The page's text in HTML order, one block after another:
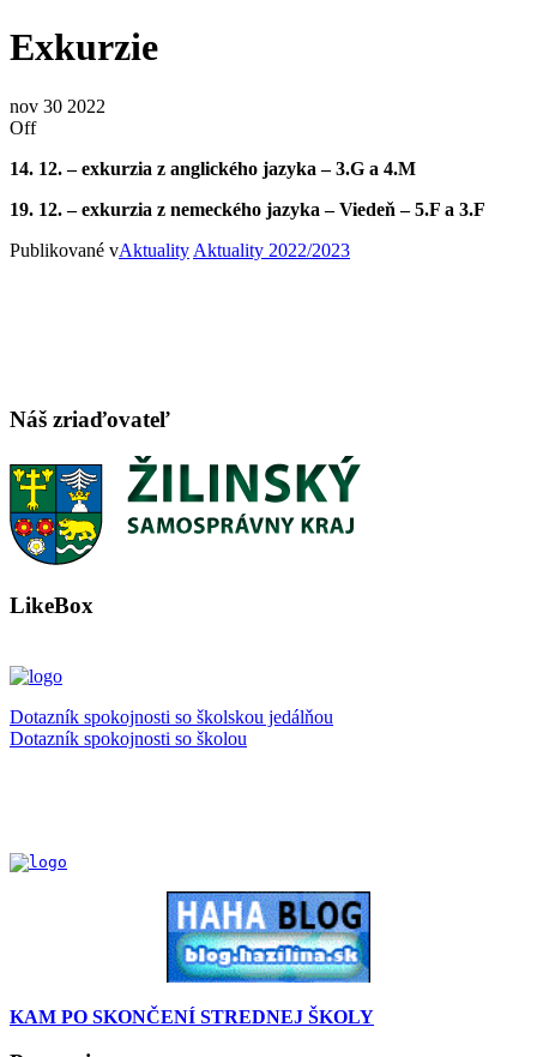
Exkurzie
nov 30 2022
Off
14. 12. – exkurzia z anglického jazyka – 3.G a 4.M
19. 12. – exkurzia z nemeckého jazyka – Viedeň – 5.F a 3.F
Publikované vAktuality Aktuality 2022/2023
Náš zriaďovateľ
LikeBox
Dotazník spokojnosti so školskou jedálňou
Dotazník spokojnosti so školou
KAM PO SKONČENÍ STREDNEJ ŠKOLY